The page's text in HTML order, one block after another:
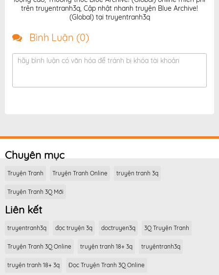
trên truyentranh3q, Cập nhật nhanh truyện Blue Archive!
(Global) tại truyentranh3q
Bình Luận (0)
hãy bình luận có văn hóa để tránh bị khóa tài khoản
Chuyên mục
Truyện Tranh Truyện Tranh Online truyện tranh 3q
Truyện Tranh 3Q Mới
Liên kết
truyentranh3q đọc truyện 3q doctruyen3q 3Q Truyện Tranh
Truyện Tranh 3Q Online truyện tranh 18+ 3q truyệntranh3q
truyện tranh 18+ 3q Đọc Truyện Tranh 3Q Online